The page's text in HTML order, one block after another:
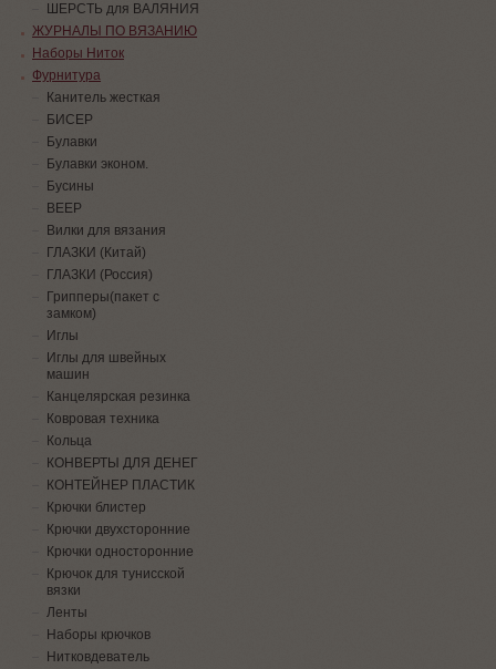
ШЕРСТЬ для ВАЛЯНИЯ
ЖУРНАЛЫ ПО ВЯЗАНИЮ
Наборы Ниток
Фурнитура
Канитель жесткая
БИСЕР
Булавки
Булавки эконом.
Бусины
ВЕЕР
Вилки для вязания
ГЛАЗКИ (Китай)
ГЛАЗКИ (Россия)
Грипперы(пакет с
замком)
Иглы
Иглы для швейных
машин
Канцелярская резинка
Ковровая техника
Кольца
КОНВЕРТЫ ДЛЯ ДЕНЕГ
КОНТЕЙНЕР ПЛАСТИК
Крючки блистер
Крючки двухсторонние
Крючки односторонние
Крючок для тунисской
вязки
Ленты
Наборы крючков
Нитковдеватель